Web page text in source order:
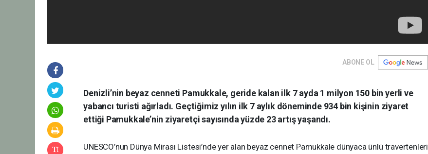
ABONE OL
Denizli’nin beyaz cenneti Pamukkale, geride kalan ilk 7 ayda 1 milyon 150 bin yerli ve
yabancı turisti ağırladı. Geçtiğimiz yılın ilk 7 aylık döneminde 934 bin kişinin ziyaret
ettiği Pamukkale’nin ziyaretçi sayısında yüzde 23 artış yaşandı.
UNESCO’nun Dünya Mirası Listesi’nde yer alan beyaz cennet Pamukkale dünyaca ünlü travertenleri